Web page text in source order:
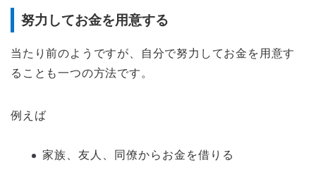
努力してお金を用意する
当たり前のようですが、自分で努力してお金を用意す
ることも一つの方法です。
例えば
家族、友人、同僚からお金を借りる